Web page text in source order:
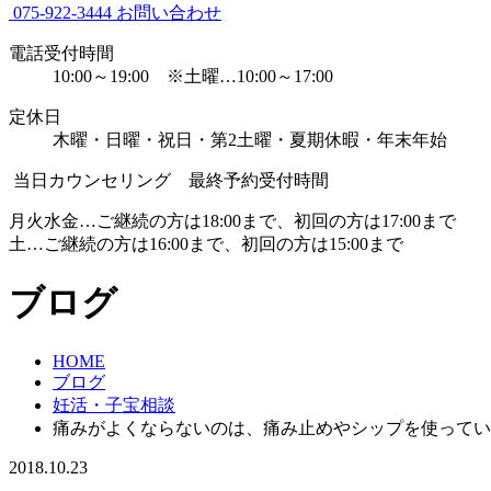
075-922-3444 お問い合わせ
電話受付時間
10:00～19:00 ※土曜…10:00～17:00
定休日
木曜・日曜・祝日・第2土曜・夏期休暇・年末年始
当日カウンセリング 最終予約受付時間
月火水金…ご継続の方は18:00まで、初回の方は17:00まで
土…ご継続の方は16:00まで、初回の方は15:00まで
ブログ
HOME
ブログ
妊活・子宝相談
痛みがよくならないのは、痛み止めやシップを使って
2018.10.23